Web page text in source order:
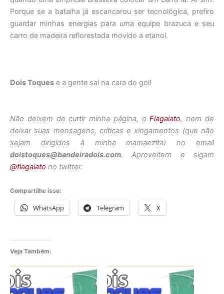
Porque se a batalha já escancarou ser tecnológica, prefiro
guardar minhas energias para uma equipe brazuca e seu
carro de madeira reflorestada movido a etanol.
Dois Toques e a gente sai na cara do gol!
Não deixem de curtir minha página, oFlagaiato, nem de
deixar suas mensagens, críticas e xingamentos (que não
sejam dirigidos à minha mamaezita) no email
doistoques@bandeiradois.com. Aproveitem e sigam
@flagaiato no twitter.
Compartilhe isso:
WhatsApp Telegram X
Veja Também: